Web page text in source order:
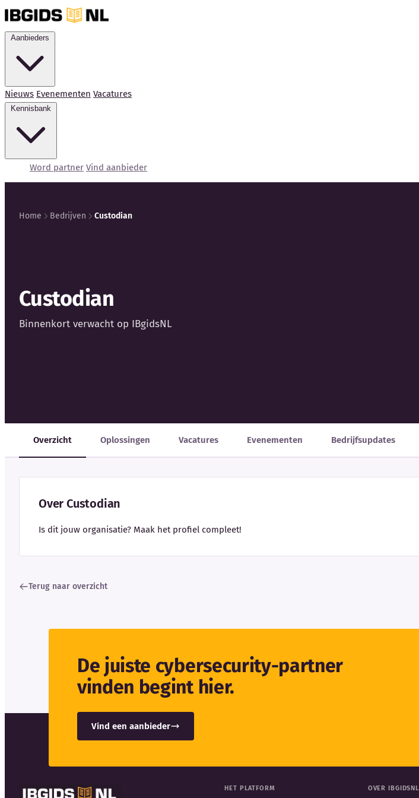
Nieuws Evenementen Vacatures
Word partner Vind aanbieder
Home Bedrijven Custodian
Custodian
Binnenkort verwacht op IBgidsNL
Overzicht Oplossingen Vacatures Evenementen Bedrijfsupdates
Over Custodian
Is dit jouw organisatie? Maak het profiel compleet!
Terug naar overzicht
De juiste cybersecurity-partner
vinden begint hier.
Vind een aanbieder
HET PLATFORM OVER IBGIDSNL